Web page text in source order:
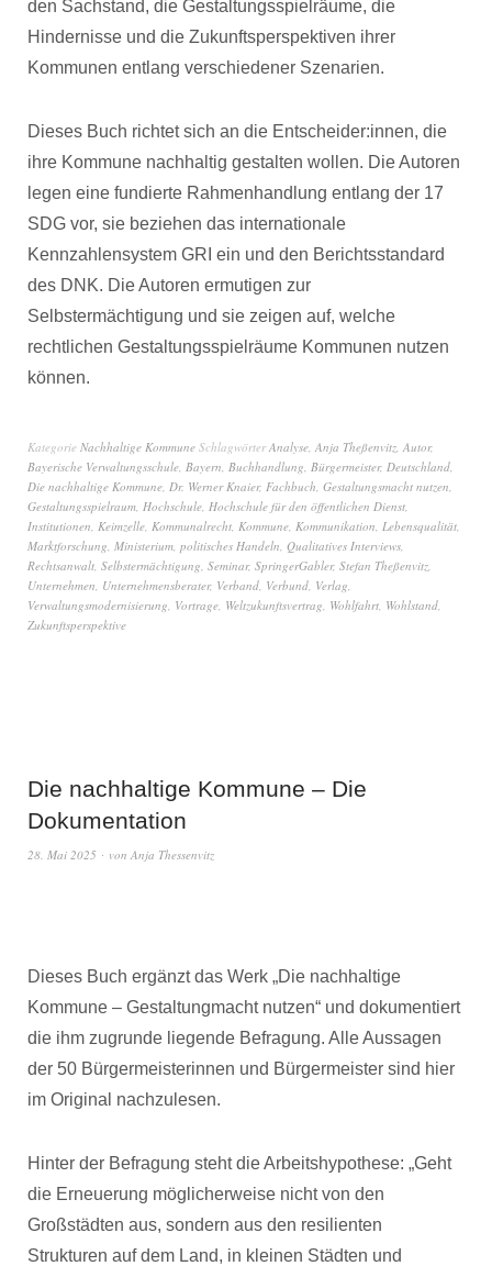
den Sachstand, die Gestaltungsspielräume, die
Hindernisse und die Zukunftsperspektiven ihrer
Kommunen entlang verschiedener Szenarien.
Dieses Buch richtet sich an die Entscheider:innen, die
ihre Kommune nachhaltig gestalten wollen. Die Autoren
legen eine fundierte Rahmenhandlung entlang der 17
SDG vor, sie beziehen das internationale
Kennzahlensystem GRI ein und den Berichtsstandard
des DNK. Die Autoren ermutigen zur
Selbstermächtigung und sie zeigen auf, welche
rechtlichen Gestaltungsspielräume Kommunen nutzen
können.
Kategorie Nachhaltige Kommune SchlagwörterAnalyse, Anja Theßenvitz, Autor,
Bayerische Verwaltungsschule, Bayern, Buchhandlung, Bürgermeister, Deutschland,
Die nachhaltige Kommune, Dr. Werner Knaier, Fachbuch, Gestaltungsmacht nutzen,
Gestaltungsspielraum, Hochschule, Hochschule für den öffentlichen Dienst,
Institutionen, Keimzelle, Kommunalrecht, Kommune, Kommunikation, Lebensqualität,
Marktforschung, Ministerium, politisches Handeln, Qualitatives Interviews,
Rechtsanwalt, Selbstermächtigung, Seminar, SpringerGabler, Stefan Theßenvitz,
Unternehmen, Unternehmensberater, Verband, Verbund, Verlag,
Verwaltungsmodernisierung, Vortrage, Weltzukunftsvertrag, Wohlfahrt, Wohlstand,
Zukunftsperspektive
Die nachhaltige Kommune – Die
Dokumentation
28. Mai 2025 von Anja Thessenvitz
Dieses Buch ergänzt das Werk „Die nachhaltige
Kommune – Gestaltungmacht nutzen“ und dokumentiert
die ihm zugrunde liegende Befragung. Alle Aussagen
der 50 Bürgermeisterinnen und Bürgermeister sind hier
im Original nachzulesen.
Hinter der Befragung steht die Arbeitshypothese: „Geht
die Erneuerung möglicherweise nicht von den
Großstädten aus, sondern aus den resilienten
Strukturen auf dem Land, in kleinen Städten und